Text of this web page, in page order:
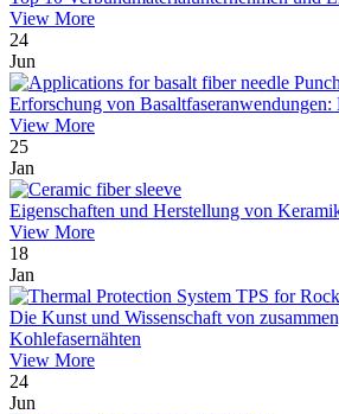
View More
24
Jun
Erforschung von
View More
25
Jan
Eigenschaften und Herstellung von
View More
18
Jan
Die Kunst und Wissenschaft von
Kohlefasernähten
View More
24
Jun